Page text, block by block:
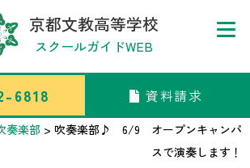
6818 資料請求
京都文教高等学校
スクールガイドWEB
6818 資料請求
奏楽部 > 吹奏楽部♪ 6/9 オープンキャンパ
スで演奏します！